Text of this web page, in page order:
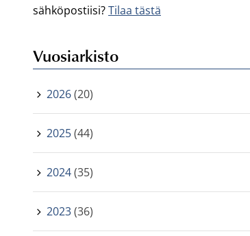
sähköpostiisi?Tilaa tästä
Vuosiarkisto
2026(20)
2025(44)
2024(35)
2023(36)